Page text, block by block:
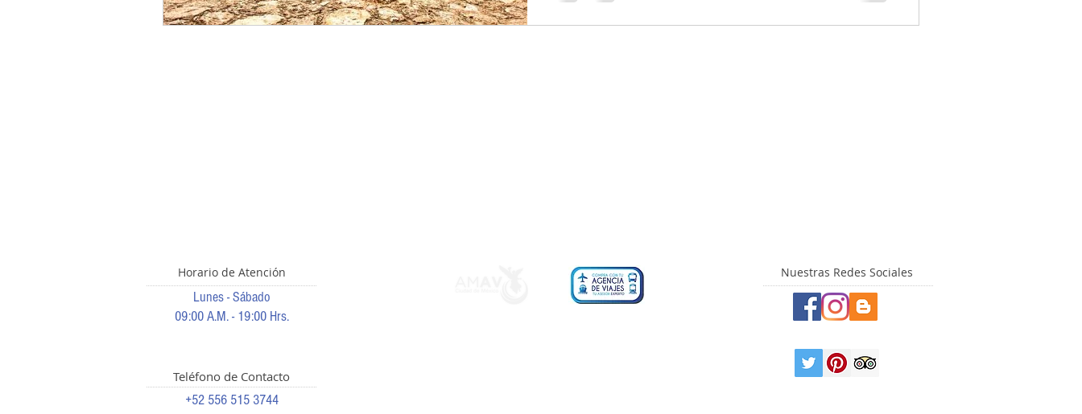
Horario de Atención
Lunes - Sábado
09:00 A.M. - 19:00 Hrs.
Teléfono de Contacto
+52 556 515 3744
Nuestras Redes Sociales